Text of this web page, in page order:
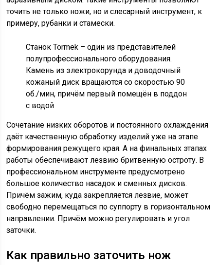
точить не только ножи, но и слесарный инструмент, к
примеру, рубанки и стамески.
Станок Tormek – один из представителей
полупрофессионального оборудования.
Камень из электрокорунда и доводочный
кожаный диск вращаются со скоростью 90
об./мин, причём первый помещён в поддон
с водой
Сочетание низких оборотов и постоянного охлаждения
даёт качественную обработку изделий уже на этапе
формирования режущего края. А на финальных этапах
работы обеспечивают лезвию бритвенную остроту. В
профессиональном инструменте предусмотрено
большое количество насадок и сменных дисков.
Причём зажим, куда закрепляется лезвие, может
свободно перемещаться по суппорту в горизонтальном
направлении. Причём можно регулировать и угол
заточки.
Как правильно заточить нож